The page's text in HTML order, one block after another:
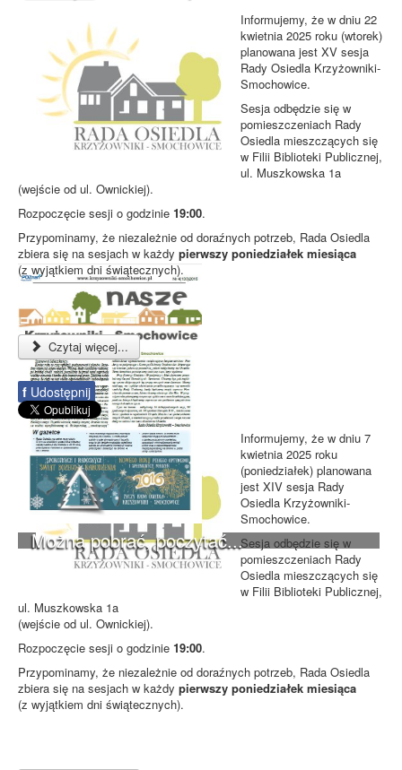
Można pobrać, poczytać...
Informujemy, że w dniu 22
kwietnia 2025 roku (wtorek)
planowana jest XV sesja
Rady Osiedla Krzyżowniki-
Smochowice.
Sesja odbędzie się w
pomieszczeniach Rady
Osiedla mieszczących się
w Filii Biblioteki Publicznej,
ul. Muszkowska 1a
(wejście od ul. Ownickiej).
Rozpoczęcie sesji o godzinie 19:00.
Przypominamy, że niezależnie od doraźnych potrzeb, Rada Osiedla
zbiera się na sesjach w każdy pierwszy poniedziałek miesiąca
(z wyjątkiem dni świątecznych).
Czytaj więcej...
f Udostępnij
Informujemy, że w dniu 7
kwietnia 2025 roku
(poniedziałek) planowana
jest XIV sesja Rady
Osiedla Krzyżowniki-
Smochowice.
Sesja odbędzie się w
pomieszczeniach Rady
Osiedla mieszczących się
w Filii Biblioteki Publicznej,
ul. Muszkowska 1a
(wejście od ul. Ownickiej).
Rozpoczęcie sesji o godzinie 19:00.
Przypominamy, że niezależnie od doraźnych potrzeb, Rada Osiedla
zbiera się na sesjach w każdy pierwszy poniedziałek miesiąca
(z wyjątkiem dni świątecznych).